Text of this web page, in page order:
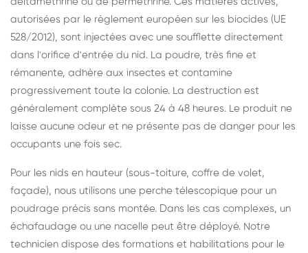
autorisées par le règlement européen sur les biocides (UE
528/2012), sont injectées avec une soufflette directement
dans l'orifice d'entrée du nid. La poudre, très fine et
rémanente, adhère aux insectes et contamine
progressivement toute la colonie. La destruction est
généralement complète sous 24 à 48 heures. Le produit ne
laisse aucune odeur et ne présente pas de danger pour les
occupants une fois sec.
Pour les nids en hauteur (sous-toiture, coffre de volet,
façade), nous utilisons une perche télescopique pour un
poudrage précis sans montée. Dans les cas complexes, un
échafaudage ou une nacelle peut être déployé. Notre
technicien dispose des formations et habilitations pour le